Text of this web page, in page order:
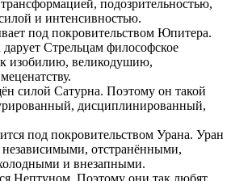
подозрительностью,
и интенсивностью.
под покровительством Юпитера.
Стрельцам философское
изобилию, великодушию,
силой Сатурна. Поэтому он такой
дисциплинированный,
под покровительством Урана. Уран
независимыми, отстранёнными,
и внезапными.